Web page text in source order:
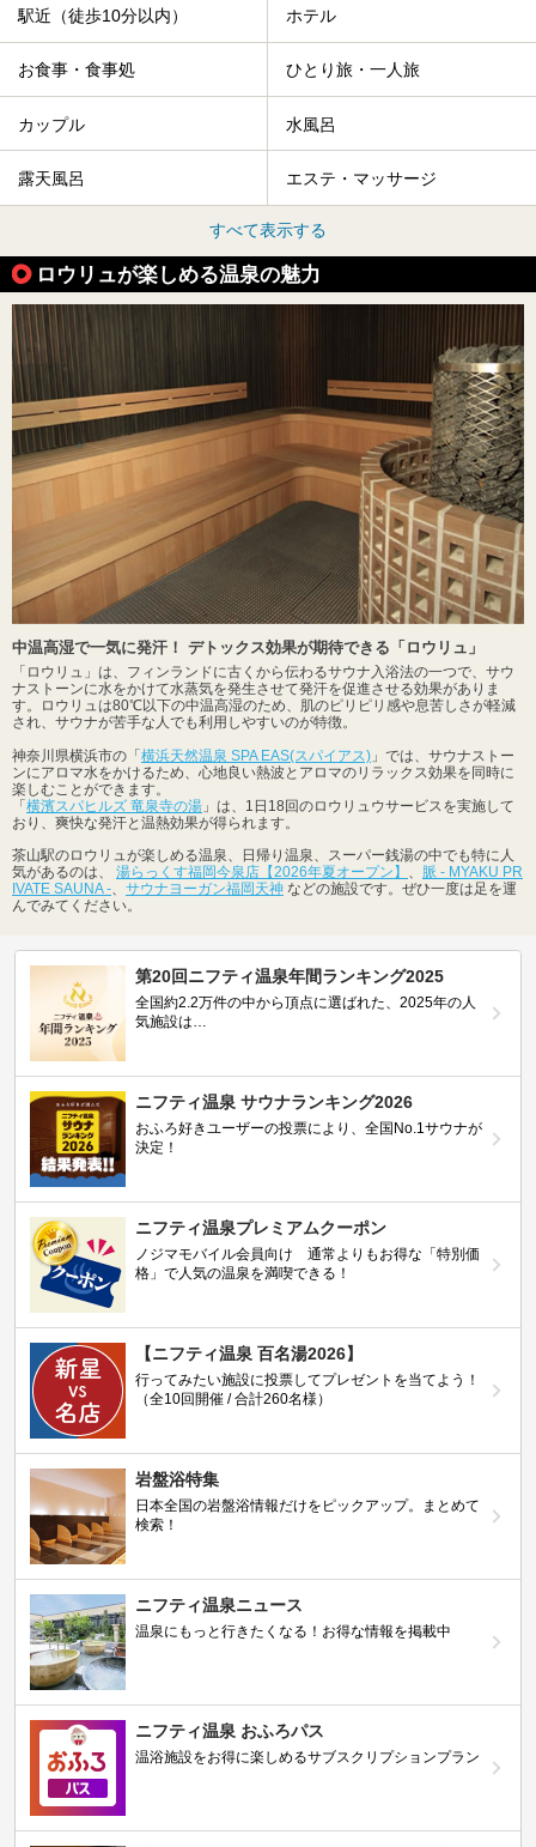
駅近（徒歩10分以内） ホテル
お食事・食事処 ひとり旅・一人旅
カップル 水風呂
露天風呂 エステ・マッサージ
すべて表示する
ロウリュが楽しめる温泉の魅力
中温高湿で一気に発汗！ デトックス効果が期待できる「ロウリュ」
「ロウリュ」は、フィンランドに古くから伝わるサウナ入浴法の一つで、サウ
ナストーンに水をかけて水蒸気を発生させて発汗を促進させる効果がありま
す。ロウリュは80℃以下の中温高湿のため、肌のピリピリ感や息苦しさが軽減
され、サウナが苦手な人でも利用しやすいのが特徴。
神奈川県横浜市の「 横浜天然温泉 SPA EAS(スパイアス) 」では、サウナストー
ンにアロマ水をかけるため、心地良い熱波とアロマのリラックス効果を同時に
楽しむことができます。
「 横濱スパヒルズ 竜泉寺の湯 」は、1日18回のロウリュウサービスを実施して
おり、爽快な発汗と温熱効果が得られます。
茶山駅のロウリュが楽しめる温泉、日帰り温泉、スーパー銭湯の中でも特に人
気があるのは、 湯らっくす福岡今泉店【2026年夏オープン】 、
脈 - MYAKU PR
IVATE SAUNA -、 サウナヨーガン福岡天神 などの施設です。ぜひ一度は足を運
んでみてください。
第20回ニフティ温泉年間ランキング2025
全国約2.2万件の中から頂点に選ばれた、2025年の人
気施設は…
ニフティ温泉 サウナランキング2026
おふろ好きユーザーの投票により、全国No.1サウナが
決定！
ニフティ温泉プレミアムクーポン
ノジマモバイル会員向け 通常よりもお得な「特別価
格」で人気の温泉を満喫できる！
【ニフティ温泉 百名湯2026】
行ってみたい施設に投票してプレゼントを当てよう！
（全10回開催 / 合計260名様）
岩盤浴特集
日本全国の岩盤浴情報だけをピックアップ。まとめて
検索！
ニフティ温泉ニュース
温泉にもっと行きたくなる！お得な情報を掲載中
ニフティ温泉 おふろパス
温浴施設をお得に楽しめるサブスクリプションプラン